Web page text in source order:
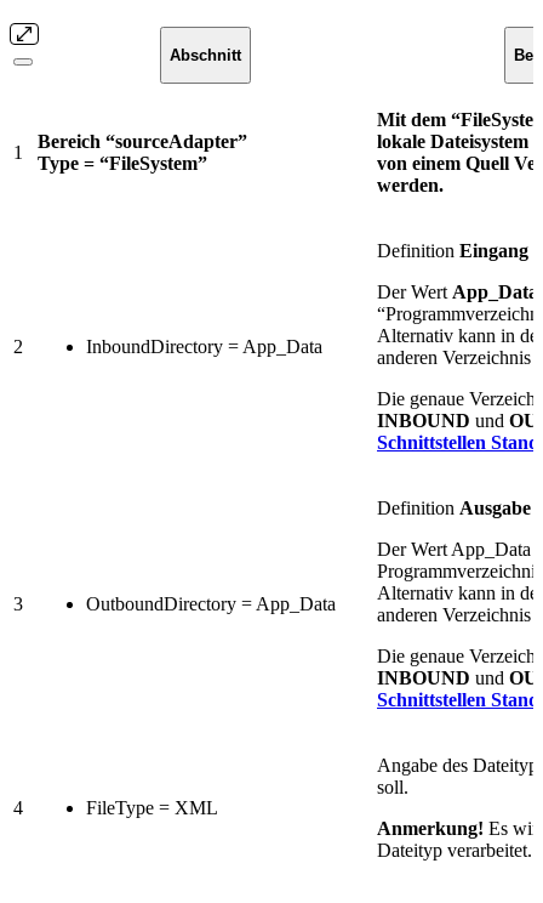
Abschnitt
1
Bereich “sourceAdapter”
Type = “FileSystem”
Mit dem
lokale Dateisystem
von einem Quell
werden.
2 InboundDirectory = App_Data
Definition Eingang
Der Wert App_Data
Alternativ kann in
anderen Verzeichnis
Die genaue
INBOUND und
Schnittstellen
3 OutboundDirectory = App_Data
Definition Ausgabe
Der Wert App_Data
Alternativ kann in
anderen Verzeichnis
Die genaue
INBOUND und
Schnittstellen
4 FileType = XML
Angabe des
soll.
Anmerkung! Es
Dateityp verarbeitet.